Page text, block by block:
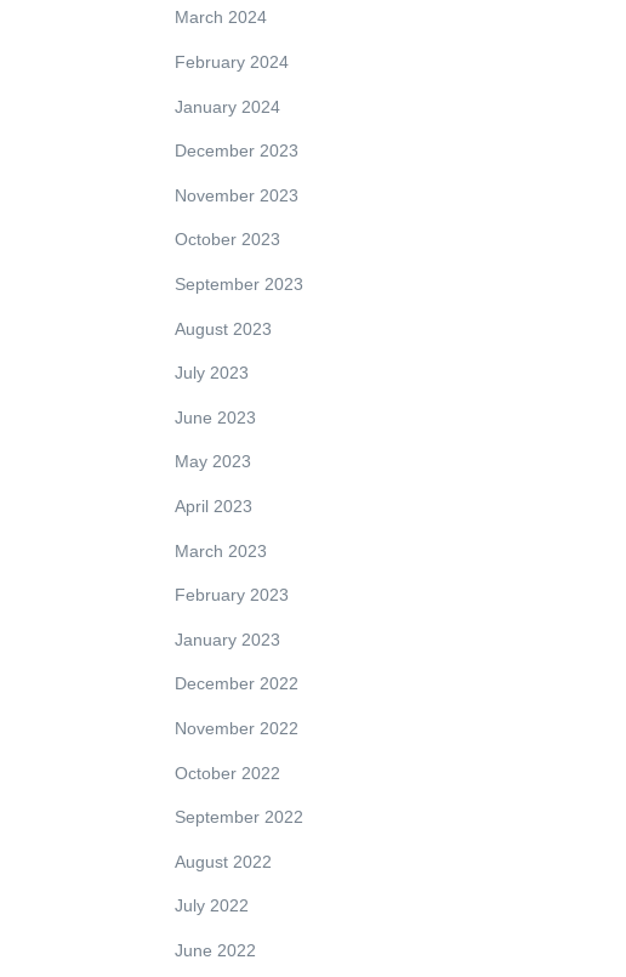
March 2024
February 2024
January 2024
December 2023
November 2023
October 2023
September 2023
August 2023
July 2023
June 2023
May 2023
April 2023
March 2023
February 2023
January 2023
December 2022
November 2022
October 2022
September 2022
August 2022
July 2022
June 2022